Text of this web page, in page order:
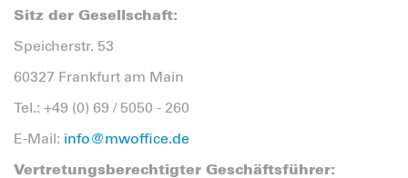
Sitz der Gesellschaft:
Speicherstr. 53
60327 Frankfurt am Main
Tel.: +49 (0) 69 / 5050 - 260
E-Mail: info@mwoffice.de
Vertretungsberechtigter Geschäftsführer: